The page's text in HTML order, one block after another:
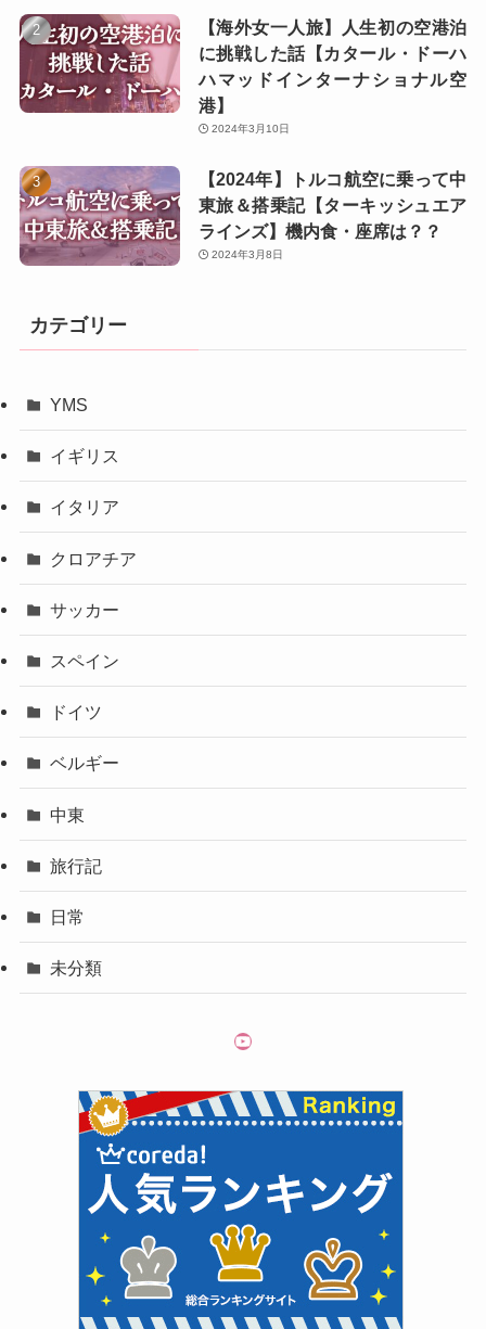
【海外女一人旅】人生初の空港泊
に挑戦した話【カタール・ドーハ
ハマッドインターナショナル空
港】
2024年3月10日
【2024年】トルコ航空に乗って中
東旅＆搭乗記【ターキッシュエア
ラインズ】機内食・座席は？？
2024年3月8日
カテゴリー
YMS
イギリス
イタリア
クロアチア
サッカー
スペイン
ドイツ
ベルギー
中東
旅行記
日常
未分類
YouTube